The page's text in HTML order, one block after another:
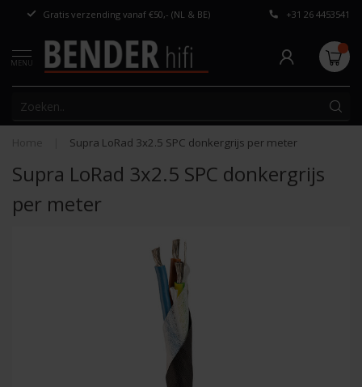
Gratis verzending vanaf €50,- (NL & BE) Persoonlijk
+31 26 4453541
MENU
Home Supra LoRad 3x2.5 SPC donkergrijs per meter
Supra LoRad 3x2.5 SPC donkergrijs
per meter